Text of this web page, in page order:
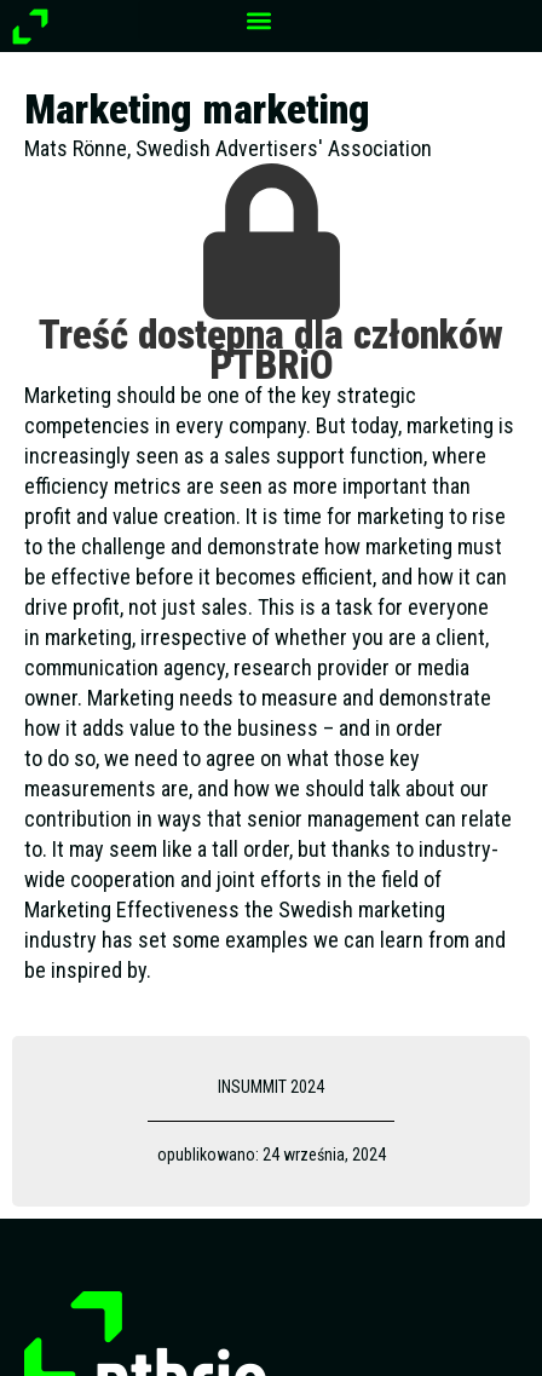
Przejdź
do
Marketing marketing
Mats Rönne, Swedish Advertisers' Association
Treść dostępna dla członków
PTBRiO
Marketing should be one of the key strategic
competencies in every company. But today, marketing is
increasingly seen as a sales support function, where
efficiency metrics are seen as more important than
profit and value creation. It is time for marketing to rise
to the challenge and demonstrate how marketing must
be effective before it becomes efficient, and how it can
drive profit, not just sales. This is a task for everyone
in marketing, irrespective of whether you are a client,
communication agency, research provider or media
owner. Marketing needs to measure and demonstrate
how it adds value to the business – and in order
to do so, we need to agree on what those key
measurements are, and how we should talk about our
contribution in ways that senior management can relate
to. It may seem like a tall order, but thanks to industry-
wide cooperation and joint efforts in the field of
Marketing Effectiveness the Swedish marketing
industry has set some examples we can learn from and
be inspired by.
INSUMMIT 2024
opublikowano: 24 września, 2024